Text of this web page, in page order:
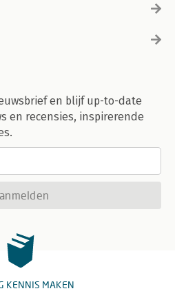
en blijf up-to-date
en recensies, inspirerende
KENNIS MAKEN